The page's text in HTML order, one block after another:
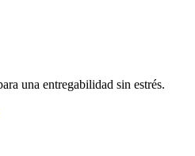
una entregabilidad sin estrés.